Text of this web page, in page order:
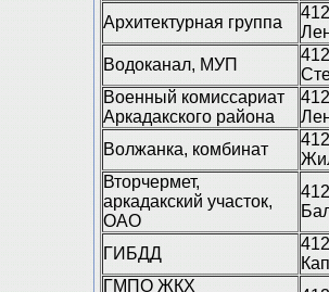
Архитектурная группа
Водоканал, МУП
Военный комиссариат
Аркадакского района
Волжанка, комбинат
Вторчермет,
аркадакский участок,
ОАО
ГИБДД
ГМПО ЖКХ